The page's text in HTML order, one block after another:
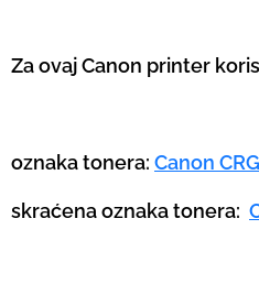
Za ovaj Canon printer
oznaka tonera: Canon
skraćena oznaka tonera: